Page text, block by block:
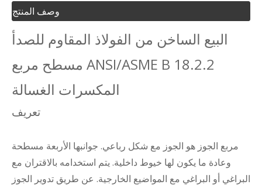
وصف المنتج
البيع الساخن من الفولاذ المقاوم للصدأ
ANSI/ASME B 18.2.2 مسطح مربع
المكسرات الغسالة
تعريف
مربع الجوز هو الجوز مع شكل رباعي. جوانبها الأربعة مسطحة
وعادة ما يكون لها خيوط داخلية. يتم استخدامه بالاقتران مع
البراغي أو البراغي مع المواضيع الخارجية. عن طريق تدوير الجوز